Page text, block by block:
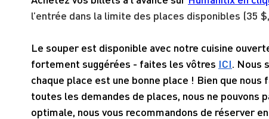
l’entrée dans la limite des places disponibles (35
Le souper est disponible avec notre cuisine
fortement suggérées - faites les vôtres ICI. Nous
chaque place est une bonne place ! Bien que
toutes les demandes de places, nous ne pouvons
optimale, nous vous recommandons de réserver